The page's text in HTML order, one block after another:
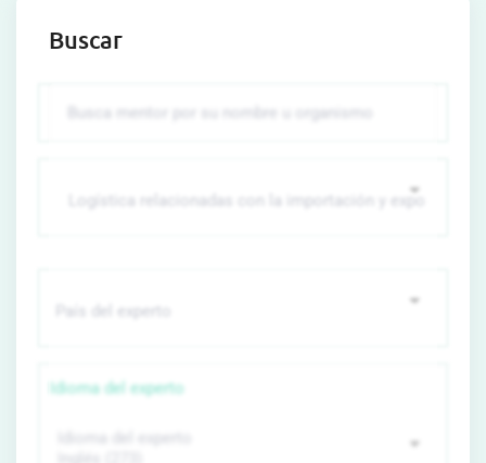
Buscar
Idioma del experto